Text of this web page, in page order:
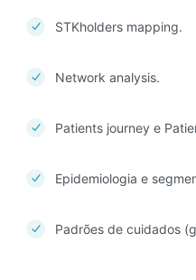
STKholders mapping.
Network analysis.
Patients journey e
Epidemiologia e
Padrões de cuidados